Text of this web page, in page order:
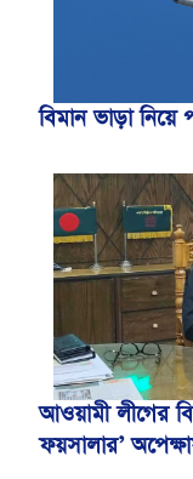
বিমান ভাড়া নিয়ে
আওয়ামী লীগের
ফয়সালার’